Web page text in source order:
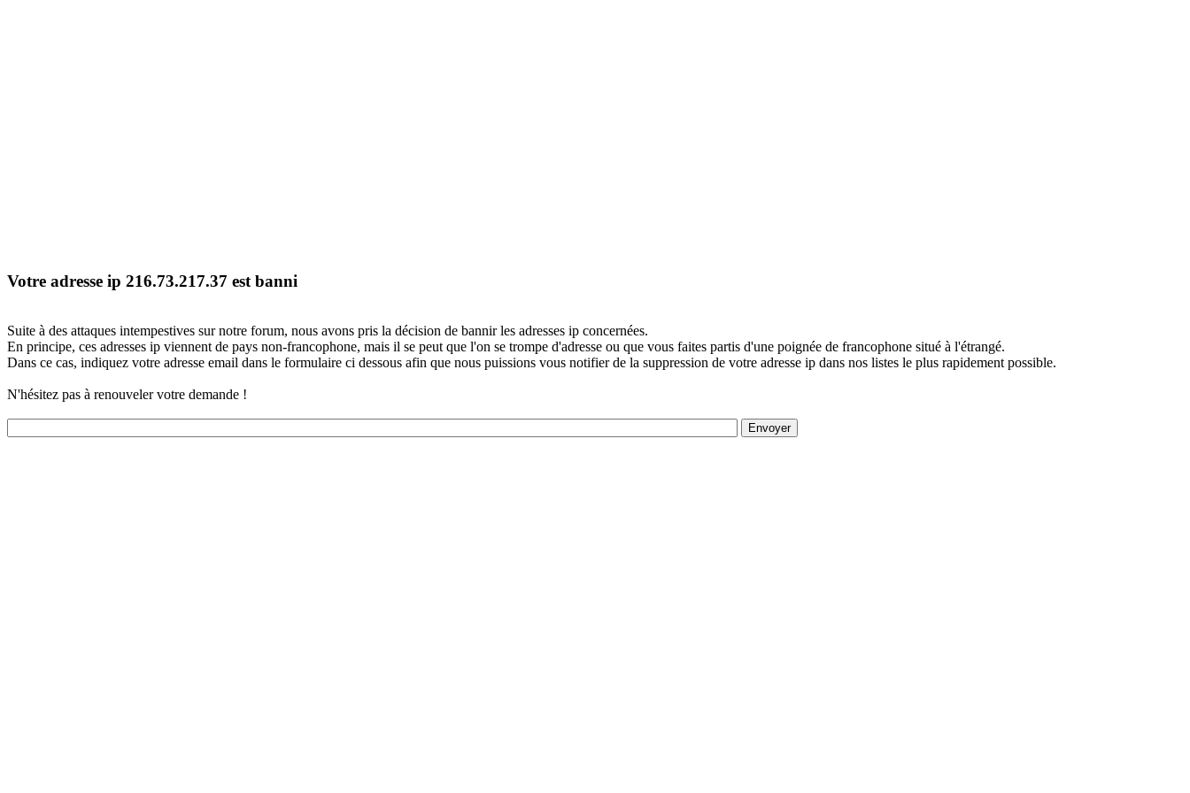
Votre adresse ip 216.73.217.37 est banni
Suite à des attaques intempestives sur notre forum, nous avons pris la décision de bannir les adresses ip concernées.
En principe, ces adresses ip viennent de pays non-francophone, mais il se peut que l'on se trompe d'adresse ou que vous faites partis d'une poignée de francophone situé à l'étrangé.
Dans ce cas, indiquez votre adresse email dans le formulaire ci dessous afin que nous puissions vous notifier de la suppression de votre adresse ip dans nos listes le plus rapidement possible.
N'hésitez pas à renouveler votre demande !